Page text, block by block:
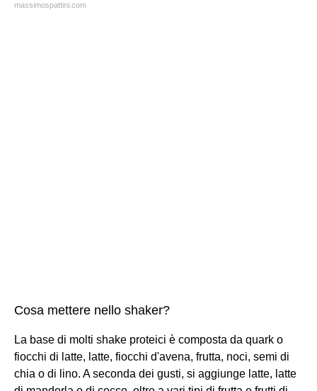
massimospattini.com
Cosa mettere nello shaker?
La base di molti shake proteici è composta da quark o
fiocchi di latte, latte, fiocchi d'avena, frutta, noci, semi di
chia o di lino. A seconda dei gusti, si aggiunge latte, latte